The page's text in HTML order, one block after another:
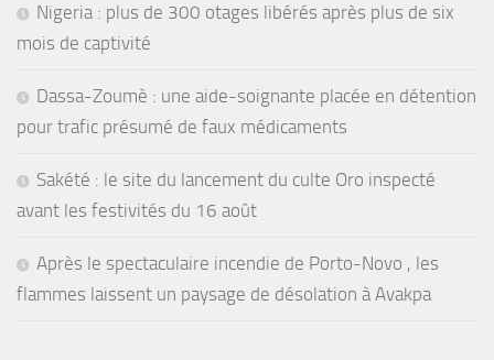
Nigeria : plus de 300 otages libérés après plus de six
mois de captivité
Dassa-Zoumè : une aide-soignante placée en détention
pour trafic présumé de faux médicaments
Sakété : le site du lancement du culte Oro inspecté
avant les festivités du 16 août
Après le spectaculaire incendie de Porto-Novo , les
flammes laissent un paysage de désolation à Avakpa